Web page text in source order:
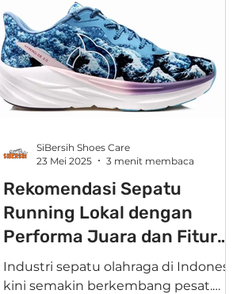
Rekomendasi Sepatu
Running Lokal dengan
Performa Juara dan Fitur
Maksimal
Industri sepatu olahraga di Indonesia
kini semakin berkembang pesat.
SiBersih Shoes Care
23 Mei 2025
3 menit membaca